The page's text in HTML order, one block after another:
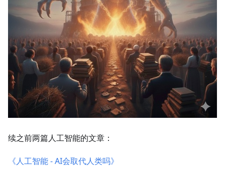
续之前两篇人工智能的文章：
《人工智能 - AI会取代人类吗》